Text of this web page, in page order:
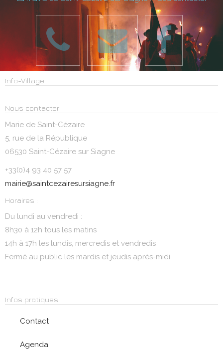
Info-Village
Nous contacter
Marie de Saint-Cézaire
5, rue de la République
06530 Saint-Cézaire sur Siagne
+33(0)4 93 40 57 57
mairie@saintcezairesursiagne.fr
Horaires :
Du lundi au vendredi :
8h30 à 12h tous les matins
14h à 17h les lundis, mercredis et vendredis
Fermé au public les mardis et jeudis après-midi
Infos pratiques
Contact
Agenda